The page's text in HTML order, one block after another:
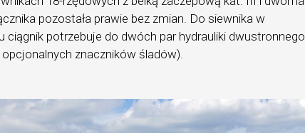
pozostała prawie bez zmian. Do siewnika w
ciągnik potrzebuje do dwóch par hydrauliki dwustronnego
opcjonalnych znaczników śladów).